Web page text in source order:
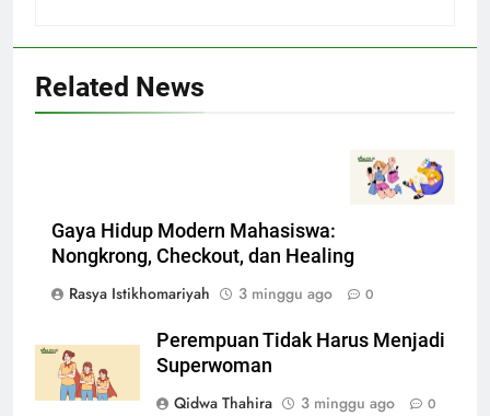
Related News
Gaya Hidup Modern Mahasiswa:
Nongkrong, Checkout, dan Healing
Rasya Istikhomariyah
3 minggu ago 0
Perempuan Tidak Harus Menjadi
Superwoman
Qidwa Thahira
3 minggu ago 0